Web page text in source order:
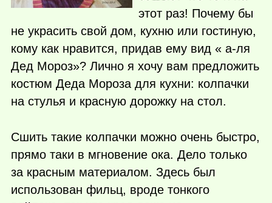
этот раз! Почему бы
не украсить свой дом, кухню или гостиную,
кому как нравится, придав ему вид « а-ля
Дед Мороз»? Лично я хочу вам предложить
костюм Деда Мороза для кухни: колпачки
на стулья и красную дорожку на стол.
Сшить такие колпачки можно очень быстро,
прямо таки в мгновение ока. Дело только
за красным материалом. Здесь был
использован фильц, вроде тонкого